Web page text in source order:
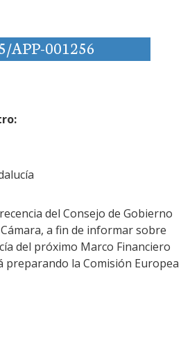
APP-001256
del Consejo de Gobierno
a fin de informar sobre
del próximo Marco Financiero
preparando la Comisión Europea